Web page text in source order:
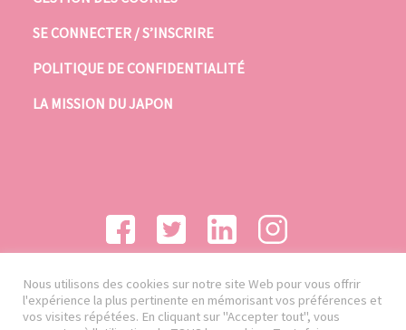
SE CONNECTER / S’INSCRIRE
POLITIQUE DE CONFIDENTIALITÉ
LA MISSION DU JAPON
Nous utilisons des cookies sur notre site Web pour vous offrir
l'expérience la plus pertinente en mémorisant vos préférences et
vos visites répétées. En cliquant sur "Accepter tout", vous